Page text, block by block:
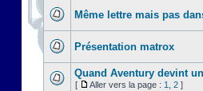
Même lettre mais pas
Présentation matrox
Quand Aventury devint
[ Aller vers la page : 1 2 ]